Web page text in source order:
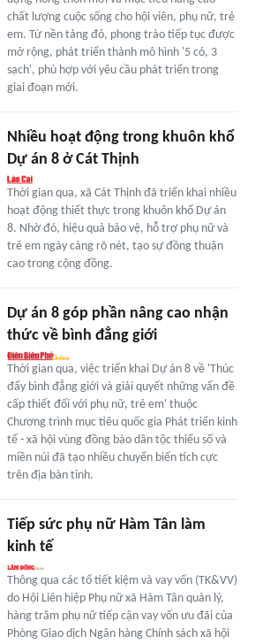
chất lượng cuộc sống cho hội viên, phụ nữ, trẻ
em. Từ nền tảng đó, phong trào tiếp tục được
mở rộng, phát triển thành mô hình '5 có, 3
sạch', phù hợp với yêu cầu phát triển trong
giai đoạn mới.
Nhiều hoạt động trong khuôn khổ
Dự án 8 ở Cát Thịnh
Thời gian qua, xã Cát Thịnh đã triển khai nhiều
hoạt động thiết thực trong khuôn khổ Dự án
8. Nhờ đó, hiệu quả bảo vệ, hỗ trợ phụ nữ và
trẻ em ngày càng rõ nét, tạo sự đồng thuận
cao trong cộng đồng.
Dự án 8 góp phần nâng cao nhận
thức về bình đẳng giới
Thời gian qua, việc triển khai Dự án 8 về 'Thúc
đẩy bình đẳng giới và giải quyết những vấn đề
cấp thiết đối với phụ nữ, trẻ em' thuộc
Chương trình mục tiêu quốc gia Phát triển kinh
tế - xã hội vùng đồng bào dân tộc thiểu số và
miền núi đã tạo nhiều chuyển biến tích cực
trên địa bàn tỉnh.
Tiếp sức phụ nữ Hàm Tân làm
kinh tế
Thông qua các tổ tiết kiệm và vay vốn (TK&VV)
do Hội Liên hiệp Phụ nữ xã Hàm Tân quản lý,
hàng trăm phụ nữ tiếp cận vay vốn ưu đãi của
Phòng Giao dịch Ngân hàng Chính sách xã hội